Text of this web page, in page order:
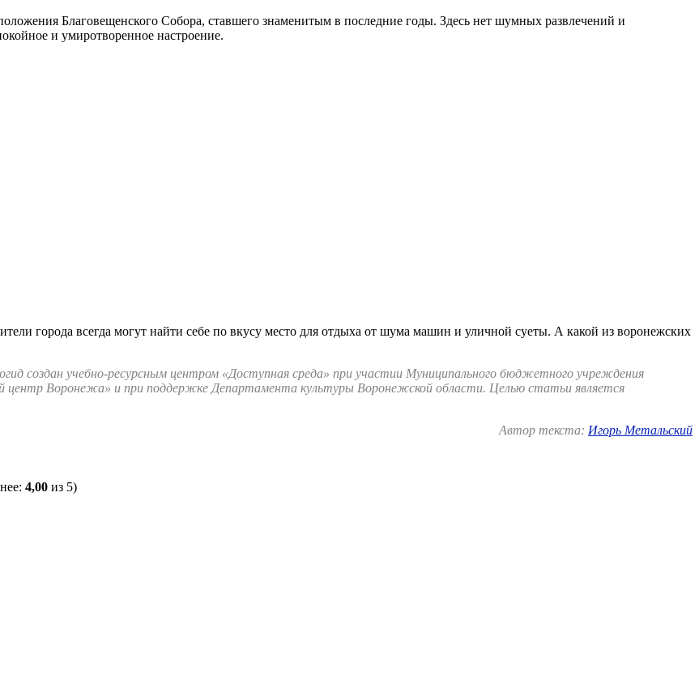
Благовещенского Собора, ставшего знаменитым в последние годы. Здесь нет шумных развлечений и
и умиротворенное настроение.
города всегда могут найти себе по вкусу место для отдыха от шума машин и уличной суеты. А какой из воронежских
создан учебно-ресурсным центром «Доступная среда» при участии Муниципального бюджетного учреждения
центр Воронежа» и при поддержке Департамента культуры Воронежской области. Целью статьи является
Автор текста: Игорь Метальский
4,00 из 5)